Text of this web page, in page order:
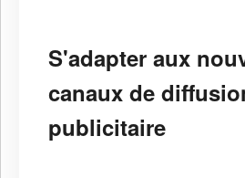
S'adapter aux
canaux de
publicitaire